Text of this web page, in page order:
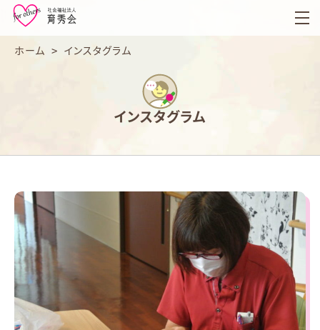
育
秀
会
ホーム > インスタグラム
インスタグラム